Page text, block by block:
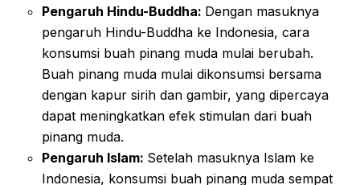
Pengaruh Hindu-Buddha: Dengan masuknya
pengaruh Hindu-Buddha ke Indonesia, cara
konsumsi buah pinang muda mulai berubah.
Buah pinang muda mulai dikonsumsi bersama
dengan kapur sirih dan gambir, yang dipercaya
dapat meningkatkan efek stimulan dari buah
pinang muda.
Pengaruh Islam: Setelah masuknya Islam ke
Indonesia, konsumsi buah pinang muda sempat